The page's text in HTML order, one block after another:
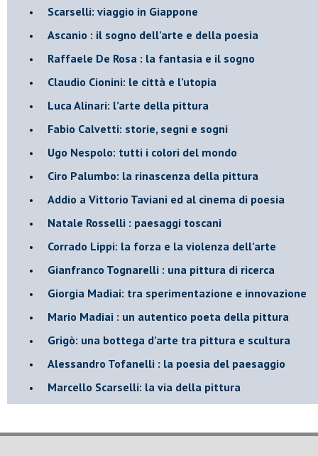
​Scarselli: viaggio in Giappone
​Ascanio : il sogno dell’arte e della poesia
Raffaele De Rosa : la fantasia e il sogno
​Claudio Cionini: le città e l’utopia
Luca Alinari: l’arte della pittura
​Fabio Calvetti: storie, segni e sogni
Ugo Nespolo: tutti i colori del mondo
​Ciro Palumbo: la rinascenza della pittura
​Addio a Vittorio Taviani ed al cinema di poesia
​Natale Rosselli : paesaggi toscani
​Corrado Lippi: la forza e la violenza dell’arte
Gianfranco Tognarelli : una pittura di ricerca
Giorgia Madiai: tra sperimentazione e innovazione
Mario Madiai : un autentico poeta della pittura
Grigò: una bottega d’arte tra pittura e scultura
Alessandro Tofanelli : la poesia del paesaggio
​Marcello Scarselli: la via della pittura